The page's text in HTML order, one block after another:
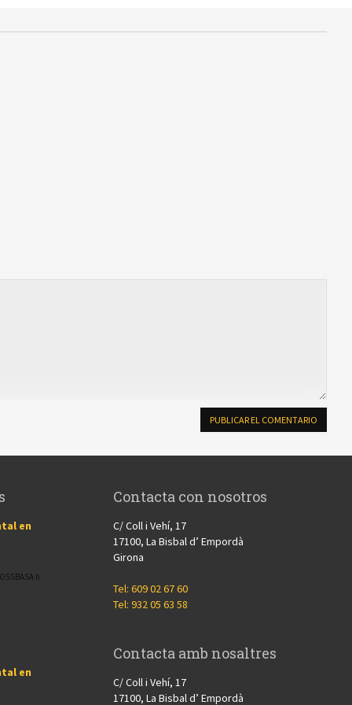
en
h
en
Contacta con nosotros
C/ Coll i Vehí, 17
17100, La Bisbal d’ Empordà
Girona
Tel: 609 02 67 60
Tel: 932 05 63 58
Contacta amb nosaltres
C/ Coll i Vehí, 17
17100, La Bisbal d’ Empordà